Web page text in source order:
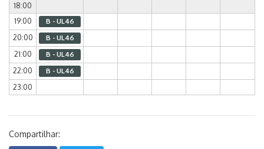
18:00
19:00
B - UL46
20:00 B - UL46
21:00 B - UL46
22:00 B - UL46
23:00
Compartilhar: